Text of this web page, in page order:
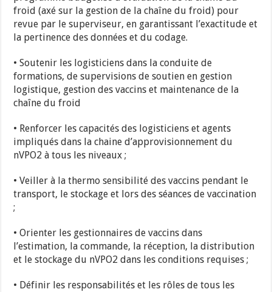
froid (axé sur la gestion de la chaîne du froid) pour
revue par le superviseur, en garantissant l’exactitude et
la pertinence des données et du codage.
• Soutenir les logisticiens dans la conduite de
formations, de supervisions de soutien en gestion
logistique, gestion des vaccins et maintenance de la
chaîne du froid
• Renforcer les capacités des logisticiens et agents
impliqués dans la chaine d’approvisionnement du
nVPO2 à tous les niveaux ;
• Veiller à la thermo sensibilité des vaccins pendant le
transport, le stockage et lors des séances de vaccination
;
• Orienter les gestionnaires de vaccins dans
l’estimation, la commande, la réception, la distribution
et le stockage du nVPO2 dans les conditions requises ;
• Définir les responsabilités et les rôles de tous les